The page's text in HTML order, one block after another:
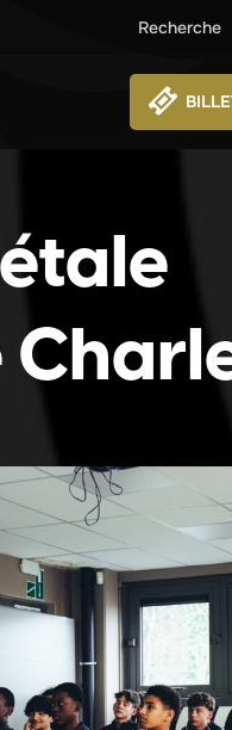
Recherche